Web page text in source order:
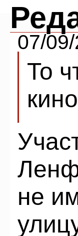
07/
То
не